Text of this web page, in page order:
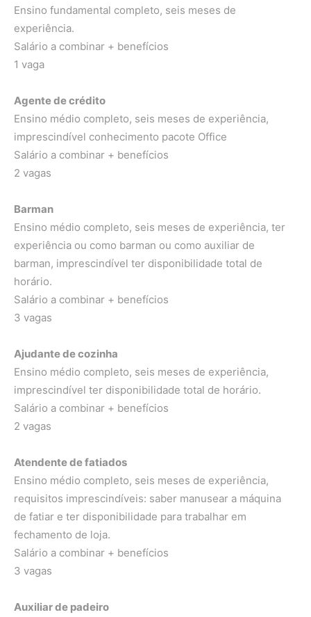
Ensino fundamental completo, seis meses de
experiência.
Salário a combinar + benefícios
1 vaga
Agente de crédito
Ensino médio completo, seis meses de experiência,
imprescindível conhecimento pacote Office
Salário a combinar + benefícios
2 vagas
Barman
Ensino médio completo, seis meses de experiência, ter
experiência ou como barman ou como auxiliar de
barman, imprescindível ter disponibilidade total de
horário.
Salário a combinar + benefícios
3 vagas
Ajudante de cozinha
Ensino médio completo, seis meses de experiência,
imprescindível ter disponibilidade total de horário.
Salário a combinar + benefícios
2 vagas
Atendente de fatiados
Ensino médio completo, seis meses de experiência,
requisitos imprescindíveis: saber manusear a máquina
de fatiar e ter disponibilidade para trabalhar em
fechamento de loja.
Salário a combinar + benefícios
3 vagas
Auxiliar de padeiro